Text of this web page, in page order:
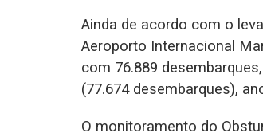
Ainda de acordo com o
Aeroporto Internacional
com 76.889
(77.674 desembarques),
O monitoramento do